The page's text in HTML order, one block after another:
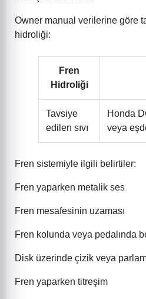
Owner manual verilerine göre
hidroliği:
Fren
Hidroliği
Tavsiye
edilen sıvı
Honda
veya
Fren sistemiyle ilgili belirtiler:
Fren yaparken metalik ses
Fren mesafesinin uzaması
Fren kolunda veya pedalında
Disk üzerinde çizik veya
Fren yaparken titreşim